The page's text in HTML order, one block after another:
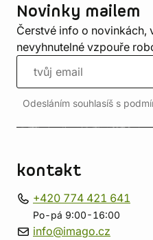
Novinky mailem
Čerstvé info o novinkách,
nevyhnutelné vzpouře
Odesláním souhlasíš s
kontakt
+420 774 421 641
Po-pá 9:00-16:00
info@imago.cz